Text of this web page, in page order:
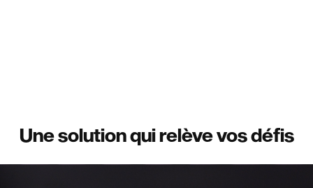
Une solution qui relève vos défis